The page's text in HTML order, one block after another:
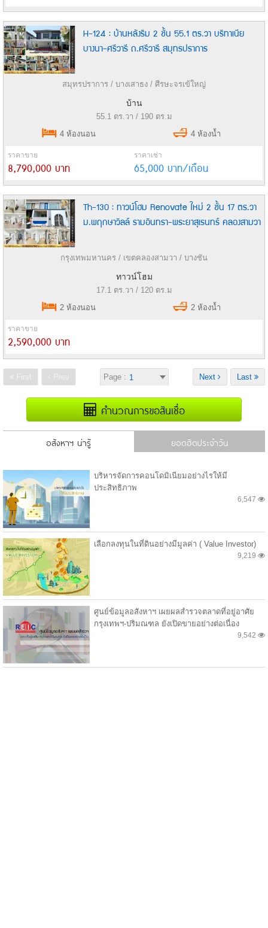
H-124 : บ้านหลังริม 2 ชั้น 55.1 ตร.วา บริทาเนีย
บางนา-ศรีวารี ถ.ศรีวารี สมุทรปราการ
สมุทรปราการ / บางเสาธง / ศีรษะจรเข้ใหญ่
บ้าน
55.1 ตร.วา / 190 ตร.ม
4 ห้องนอน
4 ห้องน้ำ
ราคาขาย
8,790,000 บาท
ราคาเช่า
65,000 บาท/เดือน
Th-130 : ทาวน์โฮม Renovate ใหม่ 2 ชั้น 17 ตร.วา
ม.พฤกษาวิลล์ รามอินทรา-พระยาสุเรนทร์ คลองสามวา
กรุงเทพมหานคร / เขตคลองสามวา / บางชัน
ทาวน์โฮม
17.1 ตร.วา / 120 ตร.ม
2 ห้องนอน
2 ห้องน้ำ
ราคาขาย
2,590,000 บาท
First Prev Page : Last
Next
คำนวณการขอสินเชื่อ
อสังหาฯ น่ารู้ ยอดฮิตประจำวัน
บริหารจัดการคอนโดมิเนียมอย่างไรให้มี
ประสิทธิภาพ
6,547
เลือกลงทุนในที่ดินอย่างมีมูลค่า ( Value Investor)
9,219
ศูนย์ข้อมูลอสังหาฯ เผยผลสำรวจตลาดที่อยู่อาศัย
กรุงเทพฯ-ปริมณฑล ยังเปิดขายอย่างต่อเนื่อง
9,542